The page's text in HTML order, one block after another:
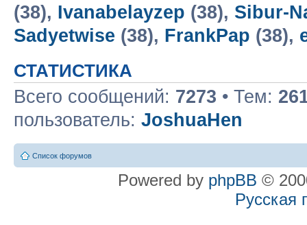
(38), Ivanabelayzep (38), Sibur-
Sadyetwise (38), FrankPap (38),
СТАТИСТИКА
Всего сообщений: 7273 • Тем:
пользователь: JoshuaHen
Список форумов
Powered by phpBB ©
Русская